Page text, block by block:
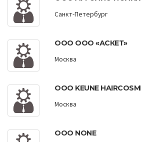
Санкт-Петербург
ООО ООО «АСКЕТ»
Москва
ООО KEUNE
Москва
ООО NONE